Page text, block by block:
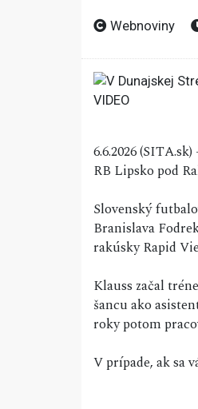
Webnoviny
6.6.2026
RB Lipsko pod
Slovenský
Branislava
rakúsky Rapid
Klauss začal
šancu ako
roky potom
V prípade, ak sa